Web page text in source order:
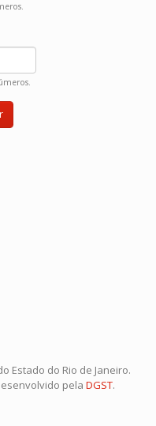
Estado do Rio de Janeiro.
pela DGST.